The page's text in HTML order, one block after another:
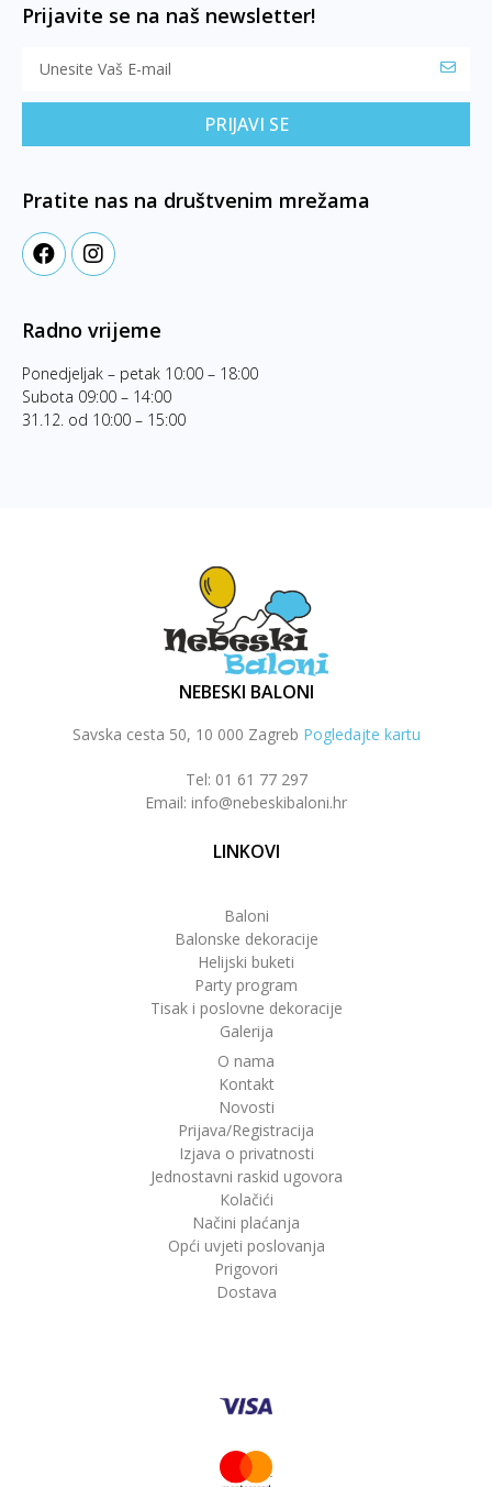
Prijavite se na naš newsletter!
PRIJAVI SE
Pratite nas na društvenim mrežama
Radno vrijeme
Ponedjeljak – petak 10:00 – 18:00
Subota 09:00 – 14:00
31.12. od 10:00 – 15:00
NEBESKI BALONI
Savska cesta 50, 10 000 Zagreb Pogledajte kartu
Tel: 01 61 77 297
Email: info@nebeskibaloni.hr
LINKOVI
Baloni
Balonske dekoracije
Helijski buketi
Party program
Tisak i poslovne dekoracije
Galerija
O nama
Kontakt
Novosti
Prijava/Registracija
Izjava o privatnosti
Jednostavni raskid ugovora
Kolačići
Načini plaćanja
Opći uvjeti poslovanja
Prigovori
Dostava